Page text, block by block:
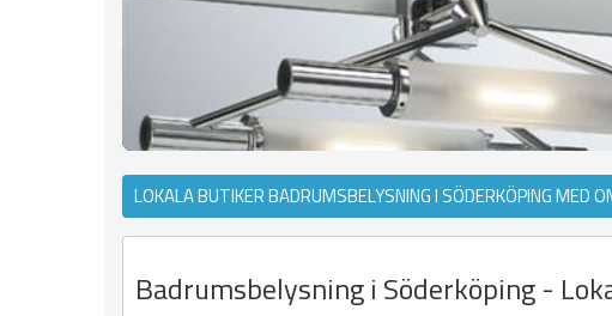
LOKALA BUTIKER BADRUMSBELYSNING I SÖDERKÖPING MED
Badrumsbelysning i Söderköping -